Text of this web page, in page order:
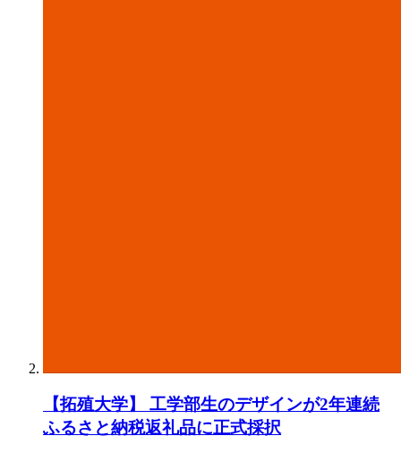
【拓殖⼤学】 ⼯学部⽣のデザインが2年連続
ふるさと納税返礼品に正式採択